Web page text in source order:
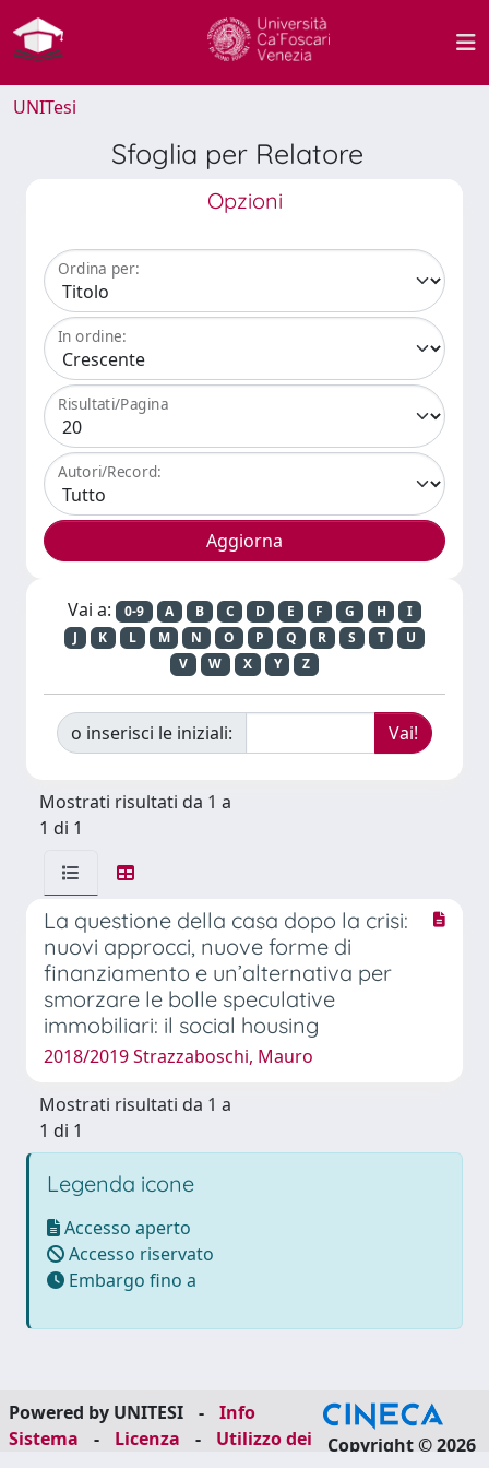
UNITesi
Sfoglia per Relatore
Opzioni
Ordina per:
In ordine:
Risultati/Pagina
Autori/Record:
Vai a: 0-9 A B C D E F G H
I
J
K L M N O P Q R S T
U
V
W X Y Z
o inserisci le iniziali:
Mostrati risultati da 1 a
1 di 1
La questione della casa dopo la crisi:
nuovi approcci, nuove forme di
finanziamento e un’alternativa per
smorzare le bolle speculative
immobiliari: il social housing
2018/2019 Strazzaboschi, Mauro
Mostrati risultati da 1 a
1 di 1
Legenda icone
Accesso aperto
Accesso riservato
Embargo fino a
Powered by UNITESI -
Info
Sistema
- Licenza -
Utilizzo dei
Copyright © 2026